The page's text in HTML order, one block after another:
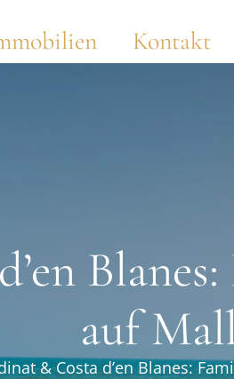
Kontakt
auf
& Costa d’en Blanes: